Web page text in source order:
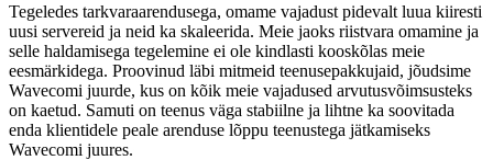
Tegeledes tarkvaraarendusega, omame vajadust pidevalt luua kiiresti
uusi servereid ja neid ka skaleerida. Meie jaoks riistvara omamine ja
selle haldamisega tegelemine ei ole kindlasti kooskõlas meie
eesmärkidega. Proovinud läbi mitmeid teenusepakkujaid, jõudsime
Wavecomi juurde, kus on kõik meie vajadused arvutusvõimsusteks
on kaetud. Samuti on teenus väga stabiilne ja lihtne ka soovitada
enda klientidele peale arenduse lõppu teenustega jätkamiseks
Wavecomi juures.